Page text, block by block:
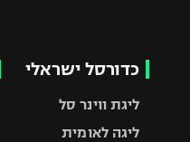
כדורסל ישראלי
ליגת ווינר סל
ליגה לאומית